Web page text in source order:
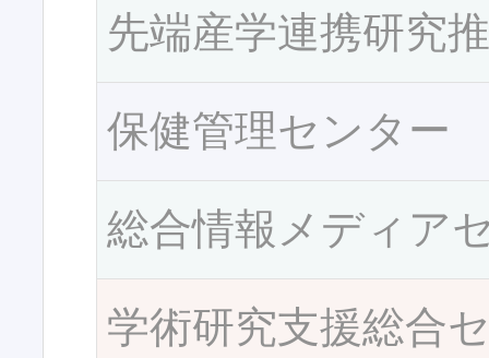
先端産学連携研究
保健管理センター
総合情報メディア
学術研究支援総合